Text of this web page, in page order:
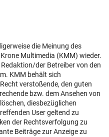
die Meinung des
Multimedia (KMM) wieder.
der Betreiber von den
KMM behält sich
verstoßende, den guten
bzw. dem Ansehen von
diesbezüglichen
User geltend zu
der Rechtsverfolgung zu
Beiträge zur Anzeige zu